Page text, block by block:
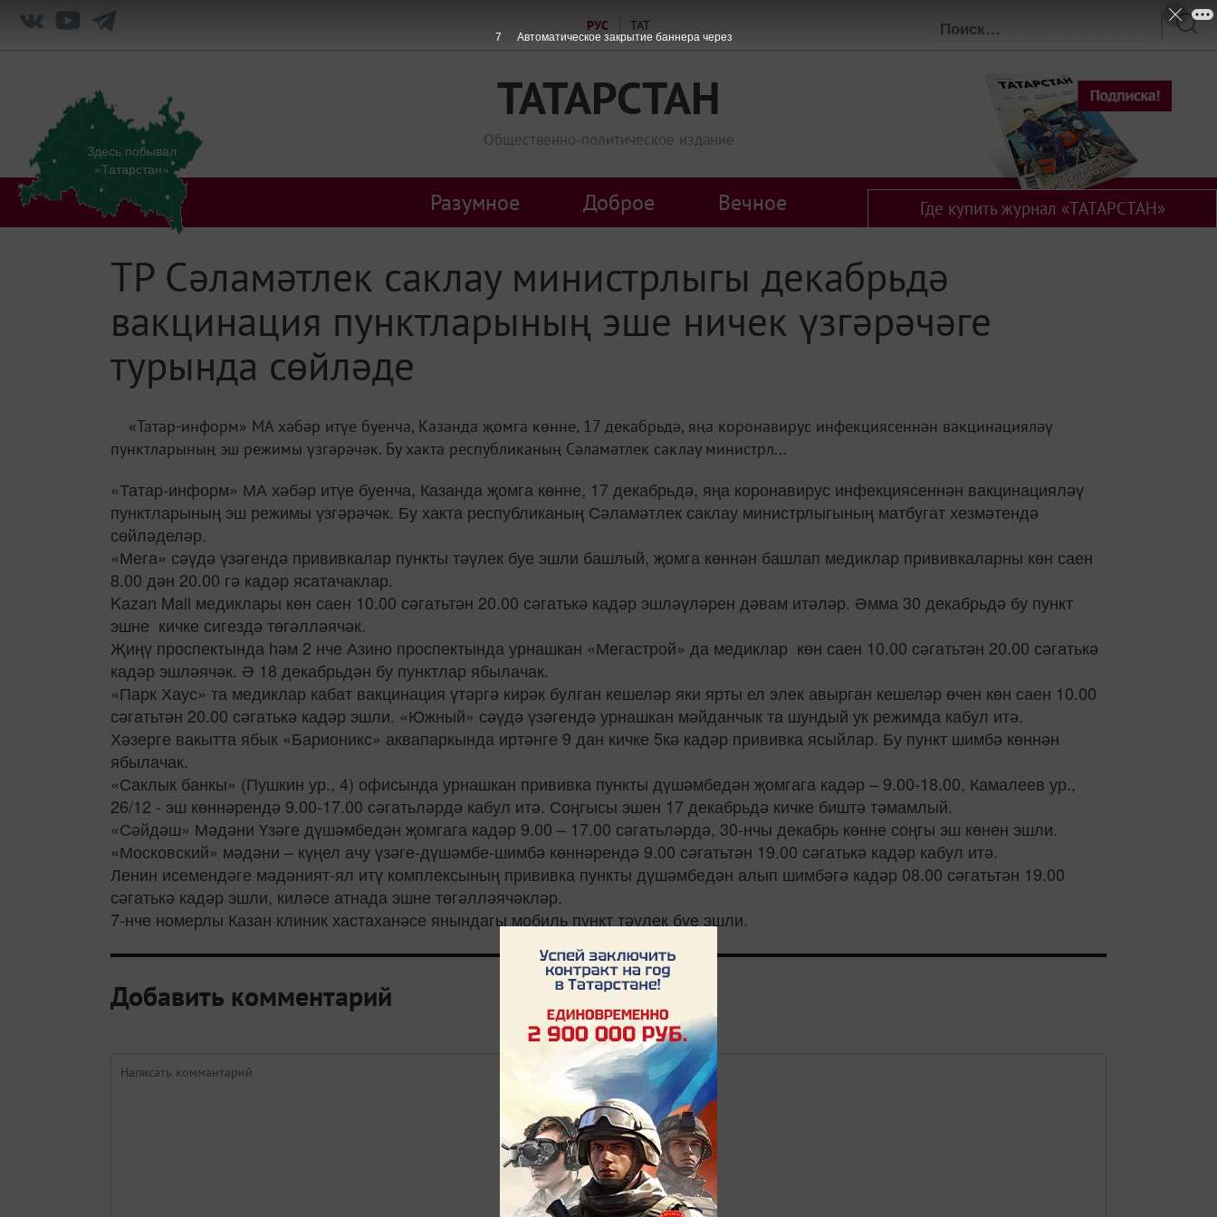
РУС ТАТ
ТАТАРСТАН
Общественно-политическое издание
Здесь побывал
«Татарстан»
Разумное Доброе Вечное Где купить журнал «ТАТАРСТАН»
ТР Сәламәтлек саклау министрлыгы декабрьдә
вакцинация пунктларының эше ничек үзгәрәчәге
турында сөйләде
«Татар-информ» МА хәбәр итүе буенча, Казанда җомга көнне, 17 декабрьдә, яңа коронавирус инфекциясеннән вакцинацияләү
пунктларының эш режимы үзгәрәчәк. Бу хакта республиканың Сәламәтлек саклау министрл...
«Татар-информ» МА хәбәр итүе буенча, Казанда җомга көнне, 17 декабрьдә, яңа коронавирус инфекциясеннән вакцинацияләү
пунктларының эш режимы үзгәрәчәк. Бу хакта республиканың Сәламәтлек саклау министрлыгының матбугат хезмәтендә
сөйләделәр.
«Мега» сәүдә үзәгендә прививкалар пункты тәүлек буе эшли башлый, җомга көннән башлап медиклар прививкаларны көн саен
8.00 дән 20.00 гә кадәр ясатачаклар.
Kazan Mall медиклары көн саен 10.00 сәгатьтән 20.00 сәгатькә кадәр эшләүләрен дәвам итәләр. Әмма 30 декабрьдә бу пункт
эшне кичке сигездә төгәлләячәк.
Җиңү проспектында һәм 2 нче Азино проспектында урнашкан «Мегастрой» да медиклар көн саен 10.00 сәгатьтән 20.00 сәгатькә
кадәр эшләячәк. Ә 18 декабрьдән бу пунктлар ябылачак.
«Парк Хаус» та медиклар кабат вакцинация үтәргә кирәк булган кешеләр яки ярты ел элек авырган кешеләр өчен көн саен 10.00
сәгатьтән 20.00 сәгатькә кадәр эшли. «Южный» сәүдә үзәгендә урнашкан мәйданчык та шундый ук режимда кабул итә.
Хәзерге вакытта ябык «Барионикс» аквапаркында иртәнге 9 дан кичке 5кә кадәр прививка ясыйлар. Бу пункт шимбә көннән
ябылачак.
«Саклык банкы» (Пушкин ур., 4) офисында урнашкан прививка пункты дүшәмбедән җомгага кадәр – 9.00-18.00, Камалеев ур.,
26/12 - эш көннәрендә 9.00-17.00 сәгатьләрдә кабул итә. Соңгысы эшен 17 декабрьдә кичке биштә тәмамлый.
«Сәйдәш» Мәдәни Үзәге дүшәмбедән җомгага кадәр 9.00 – 17.00 сәгатьләрдә, 30-нчы декабрь көнне соңгы эш көнен эшли.
«Московский» мәдәни – күңел ачу үзәге-дүшәмбе-шимбә көннәрендә 9.00 сәгатьтән 19.00 сәгатькә кадәр кабул итә.
Ленин исемендәге мәдәният-ял итү комплексының прививка пункты дүшәмбедән алып шимбәгә кадәр 08.00 сәгатьтән 19.00
сәгатькә кадәр эшли, киләсе атнада эшне төгәлләячәкләр.
7-нче номерлы Казан клиник хастаханәсе янындагы мобиль пункт тәүлек буе эшли.
Добавить комментарий
7 Автоматическое закрытие баннера через